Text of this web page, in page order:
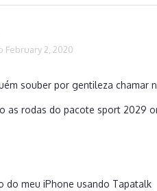
February 2, 2020
souber por gentileza chamar
as rodas do pacote sport 2029
do meu iPhone usando Tapatalk